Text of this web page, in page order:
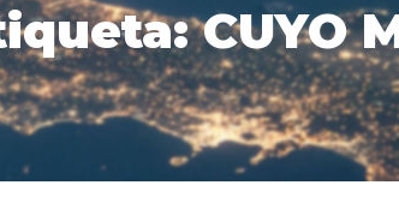
CUYO